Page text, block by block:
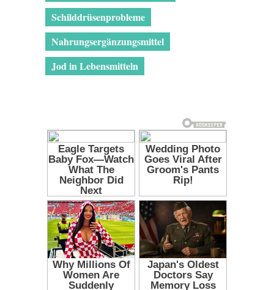
Schilddrüsenprobleme
Nahrungsergänzungsmittel
Jod in Lebensmitteln